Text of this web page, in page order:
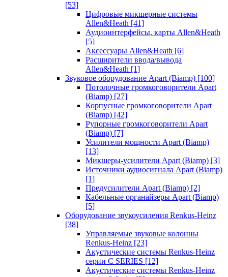
[53]
Цифровые микшерные системы
Allen&Heath [41]
Аудиоинтерфейсы, карты Allen&Heath
[5]
Аксессуары Allen&Heath [6]
Расширители ввода/вывода
Allen&Heath [1]
Звуковое оборудование Apart (Biamp) [100]
Потолочные громкоговорители Apart
(Biamp) [27]
Корпусные громкоговорители Apart
(Biamp) [42]
Рупорные громкоговорители Apart
(Biamp) [7]
Усилители мощности Apart (Biamp)
[13]
Микшеры-усилители Apart (Biamp) [3]
Источники аудиосигнала Apart (Biamp)
[1]
Предусилители Apart (Biamp) [2]
Кабельные органайзеры Apart (Biamp)
[5]
Оборудование звукоусиления Renkus-Heinz
[38]
Управляемые звуковые колонны
Renkus-Heinz [23]
Акустические системы Renkus-Heinz
серии C SERIES [12]
Акустические системы Renkus-Heinz